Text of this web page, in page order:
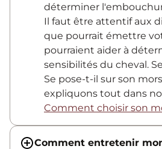
déterminer
Il faut être attentif aux
que pourrait émettre
pourraient aider à
sensibilités du cheval.
Se pose-t-il sur son
expliquons tout dans
Comment choisir son
Comment entretenir